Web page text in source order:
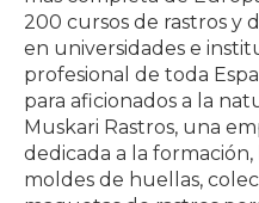
200 cursos de rastros y
en universidades e
profesional de toda
para aficionados a la
Muskari Rastros, una
dedicada a la
moldes de huellas,